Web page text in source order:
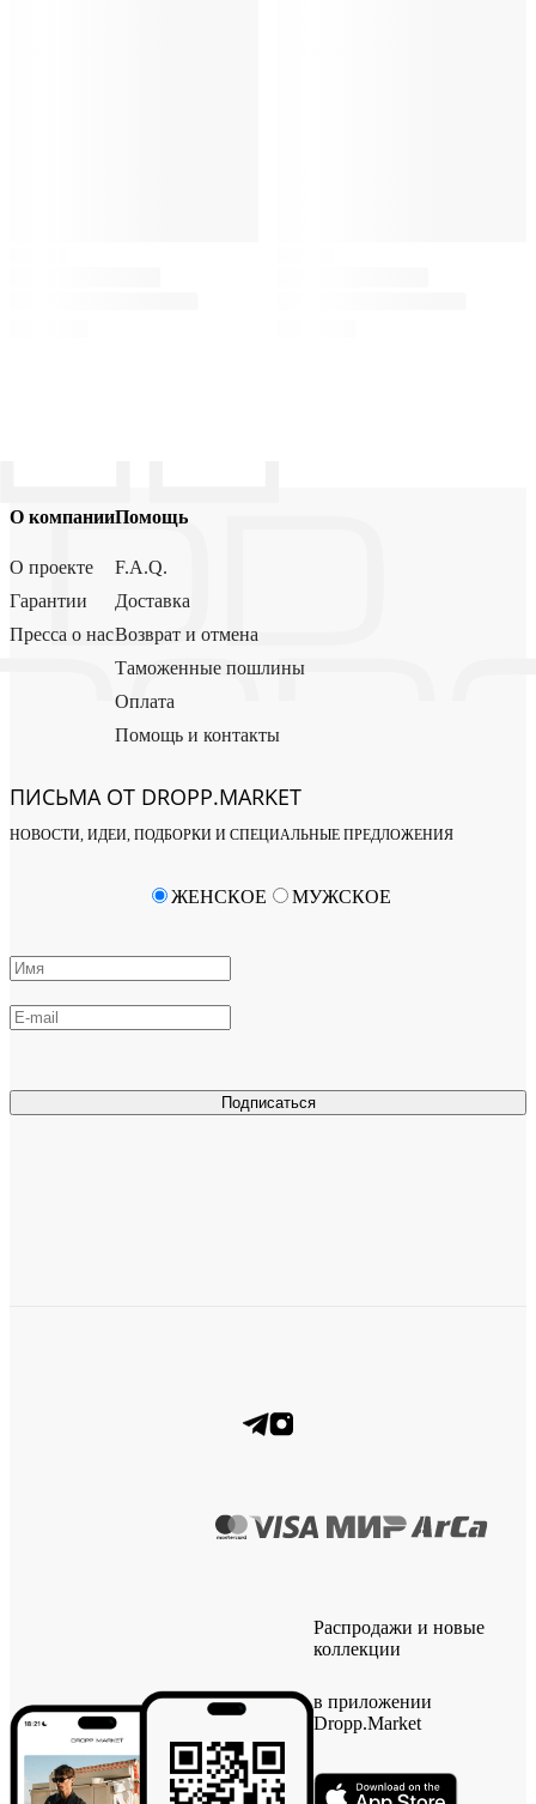
О компании
О проекте
Гарантии
Пресса о нас
Помощь
F.A.Q.
Доставка
Возврат и отмена
Таможенные пошлины
Оплата
Помощь и контакты
ПИСЬМА ОТ DROPP.MARKET
НОВОСТИ, ИДЕИ, ПОДБОРКИ И СПЕЦИАЛЬНЫЕ ПРЕДЛОЖЕНИЯ
Подписаться
ЖЕНСКОЕ МУЖСКОЕ
Распродажи и новые
коллекции
в приложении
Dropp.Market